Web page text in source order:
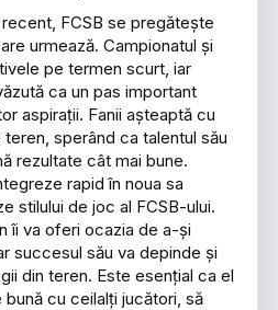
FCSB se pregătește
urmează. Campionatul și
pe termen scurt, iar
ca un pas important
aspirații. Fanii așteaptă cu
sperând ca talentul său
rezultate cât mai bune.
rapid în noua sa
stilului de joc al FCSB-ului.
îi va oferi ocazia de a-și
succesul său va depinde și
din teren. Este esențial ca el
cu ceilalți jucători, să